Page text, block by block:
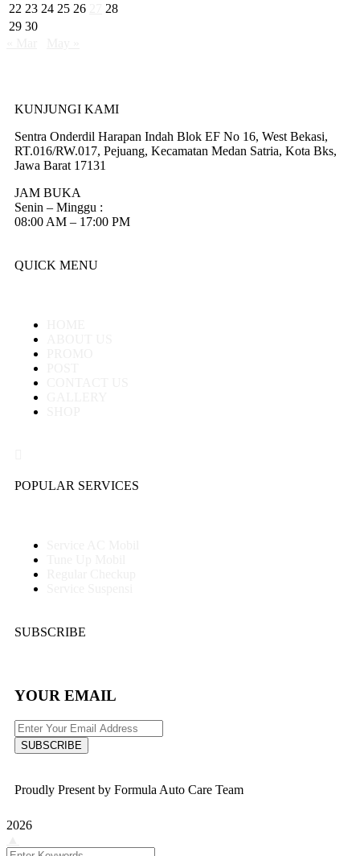
22 23 24 25 26
28
29 30
KUNJUNGI KAMI
Sentra Onderdil Harapan Indah Blok EF No 16, West Bekasi,
RT.016/RW.017, Pejuang, Kecamatan Medan Satria, Kota Bks,
Jawa Barat 17131
JAM BUKA
Senin – Minggu :
08:00 AM – 17:00 PM
QUICK MENU
POPULAR SERVICES
SUBSCRIBE
YOUR EMAIL
SUBSCRIBE
Proudly Present by Formula Auto Care Team
2026